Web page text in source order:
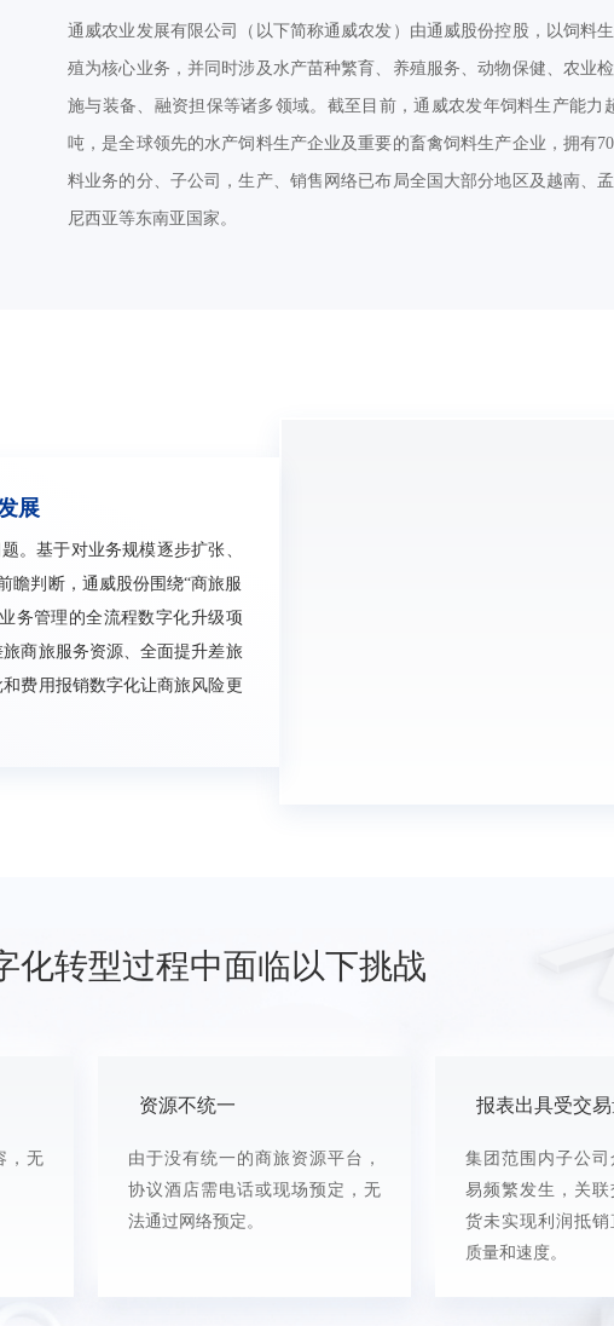
通威农业发展有限公司（以下简称通威农发）由通威股份控股，以饲料
殖为核心业务，并同时涉及水产苗种繁育、养殖服务、动物保健、农业
施与装备、融资担保等诸多领域。截至目前，通威农发年饲料生产能力
吨，是全球领先的水产饲料生产企业及重要的畜禽饲料生产企业，拥有
料业务的分、子公司，生产、销售网络已布局全国大部分地区及越南、
尼西亚等东南亚国家。
展
。基于对业务规模逐步扩张、
瞻判断，通威股份围绕“商旅服
务管理的全流程数字化升级项
商旅服务资源、全面提升差旅
费用报销数字化让商旅风险更
化转型过程中面临以下挑战
，无
资源不统一
由于没有统一的商旅资源平台，
协议酒店需电话或现场预定，无
法通过网络预定。
报表出具受交
集团范围内子公
易频繁发生，关
货未实现利润抵
质量和速度。